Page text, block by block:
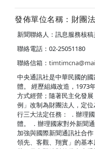
發佈單位名稱：財團
新聞聯絡人：訊息服務核稿
聯絡電話：02-25051180
聯絡信箱：
中央通訊社是中華民國的
體。 經歷組織改造，1973
方式經營；隨著民主化發
例」改制為財團法人，定
行三大法定任務： ．辦理
體。 ．辦理國家對外新聞
加強與國際新聞通訊社合作
領先、客觀、翔實」的基本